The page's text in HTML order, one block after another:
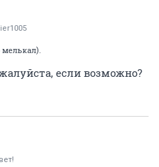
если возможно?